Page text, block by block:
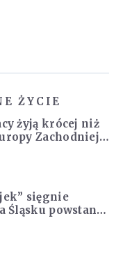
ŻYCIE
żyją krócej niż
Zachodniej?
główne
sięgnie
Śląsku powstanie